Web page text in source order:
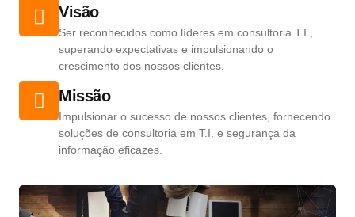
Visão
Ser reconhecidos como líderes em consultoria T.I.,
superando expectativas e impulsionando o
crescimento dos nossos clientes.
Missão
Impulsionar o sucesso de nossos clientes, fornecendo
soluções de consultoria em T.I. e segurança da
informação eficazes.